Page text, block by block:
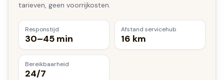
tarieven, geen voorrijkosten.
Responstijd
30–45 min
Afstand servicehub
16 km
Bereikbaarheid
24/7